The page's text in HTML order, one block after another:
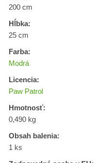
200 cm
Hĺbka:
25 cm
Farba:
Modrá
Licencia:
Paw Patrol
Hmotnosť:
0,490 kg
Obsah balenia:
1 ks